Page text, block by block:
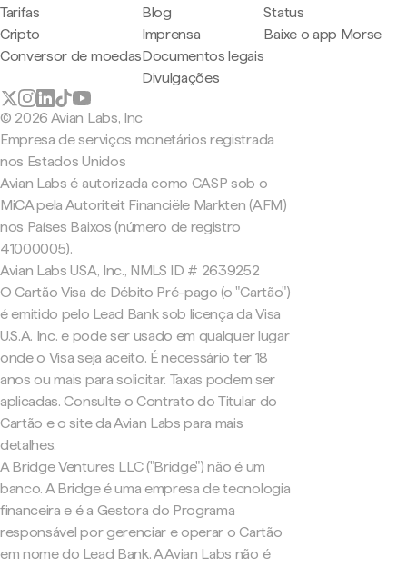
Tarifas
Cripto
Conversor de moedas
Blog
Imprensa
Documentos legais
Divulgações
Status
Baixe o app Morse
© 2026 Avian Labs, Inc
Empresa de serviços monetários registrada
nos Estados Unidos
Avian Labs é autorizada como CASP sob o
MiCA pela Autoriteit Financiële Markten (AFM)
nos Países Baixos (número de registro
41000005).
Avian Labs USA, Inc., NMLS ID # 2639252
O Cartão Visa de Débito Pré-pago (o "Cartão")
é emitido pelo Lead Bank sob licença da Visa
U.S.A. Inc. e pode ser usado em qualquer lugar
onde o Visa seja aceito. É necessário ter 18
anos ou mais para solicitar. Taxas podem ser
aplicadas. Consulte o Contrato do Titular do
Cartão e o site da Avian Labs para mais
detalhes.
A Bridge Ventures LLC ("Bridge") não é um
banco. A Bridge é uma empresa de tecnologia
financeira e é a Gestora do Programa
responsável por gerenciar e operar o Cartão
em nome do Lead Bank. A Avian Labs não é